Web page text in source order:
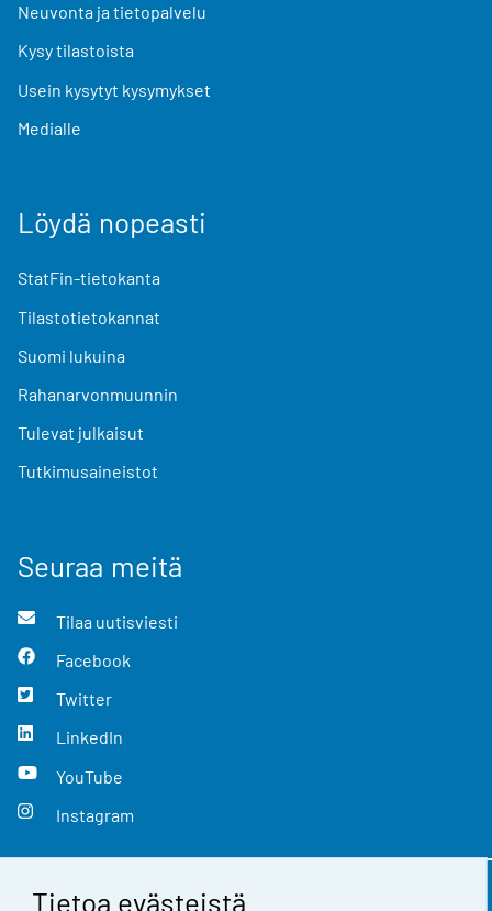
Tietoa evästeistä
Neuvonta ja tietopalvelu
Kysy tilastoista
Usein kysytyt kysymykset
Medialle
Löydä nopeasti
StatFin-tietokanta
Tilastotietokannat
Suomi lukuina
Rahanarvonmuunnin
Tulevat julkaisut
Tutkimusaineistot
Seuraa meitä
Tilaa uutisviesti
Facebook
Twitter
LinkedIn
YouTube
Instagram